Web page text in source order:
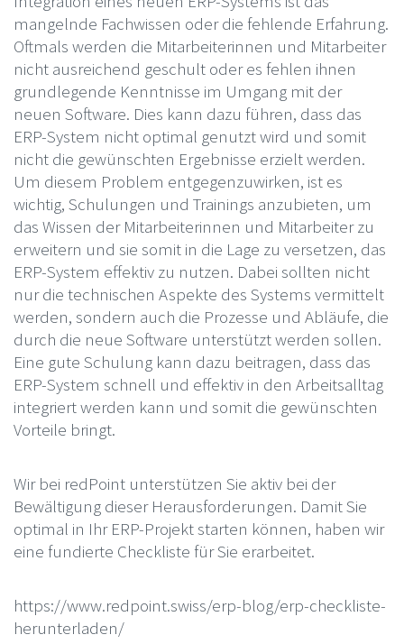
mangelnde Fachwissen oder die fehlende Erfahrung.
Oftmals werden die Mitarbeiterinnen und Mitarbeiter
nicht ausreichend geschult oder es fehlen ihnen
grundlegende Kenntnisse im Umgang mit der
neuen Software. Dies kann dazu führen, dass das
ERP-System nicht optimal genutzt wird und somit
nicht die gewünschten Ergebnisse erzielt werden.
Um diesem Problem entgegenzuwirken, ist es
wichtig, Schulungen und Trainings anzubieten, um
das Wissen der Mitarbeiterinnen und Mitarbeiter zu
erweitern und sie somit in die Lage zu versetzen, das
ERP-System effektiv zu nutzen. Dabei sollten nicht
nur die technischen Aspekte des Systems vermittelt
werden, sondern auch die Prozesse und Abläufe, die
durch die neue Software unterstützt werden sollen.
Eine gute Schulung kann dazu beitragen, dass das
ERP-System schnell und effektiv in den Arbeitsalltag
integriert werden kann und somit die gewünschten
Vorteile bringt.
Wir bei redPoint unterstützen Sie aktiv bei der
Bewältigung dieser Herausforderungen. Damit Sie
optimal in Ihr ERP-Projekt starten können, haben wir
eine fundierte Checkliste für Sie erarbeitet.
https://www.redpoint.swiss/erp-blog/erp-checkliste-
herunterladen/